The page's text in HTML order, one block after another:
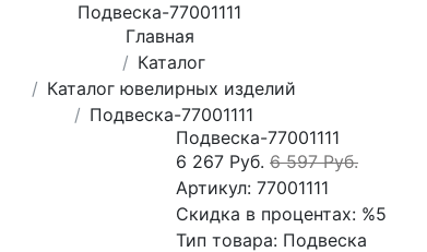
Подвеска-77001111
Главная
Каталог
Каталог ювелирных изделий
Подвеска-77001111
Подвеска-77001111
6 267 Руб. 6 597 Руб.
Артикул: 77001111
Скидка в процентах: %5
Тип товара: Подвеска